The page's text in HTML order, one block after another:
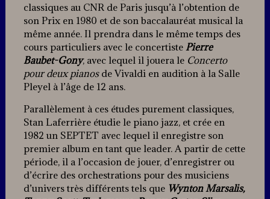
classiques au CNR de Paris jusqu’à l’obtention de
son Prix en 1980 et de son baccalauréat musical la
même année. Il prendra dans le même temps des
cours particuliers avec le concertiste Pierre
Baubet-Gony, avec lequel il jouera le Concerto
pour deux pianosde Vivaldi en audition à la Salle
Pleyel à l’âge de 12 ans.
Parallèlement à ces études purement classiques,
Stan Laferrière étudie le piano jazz, et crée en
1982 un SEPTET avec lequel il enregistre son
premier album en tant que leader. A partir de cette
période, il a l’occasion de jouer, d’enregistrer ou
d’écrire des orchestrations pour des musiciens
d’univers très différents tels que Wynton Marsalis,